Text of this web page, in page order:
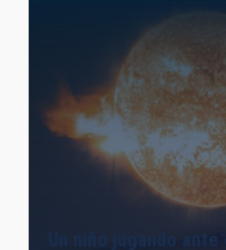
Un niño jugando